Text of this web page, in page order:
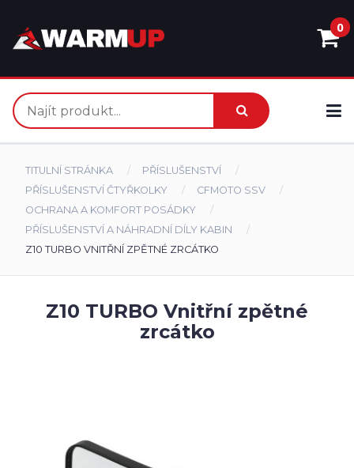
0
TITULNÍ STRÁNKA
PŘÍSLUŠENSTVÍ
PŘÍSLUŠENSTVÍ ČTYŘKOLKY
CFMOTO SSV
OCHRANA A KOMFORT POSÁDKY
PŘÍSLUŠENSTVÍ A NÁHRADNÍ DÍLY KABIN
Z10 TURBO VNITŘNÍ ZPĚTNÉ ZRCÁTKO
Z10 TURBO Vnitřní zpětné
zrcátko